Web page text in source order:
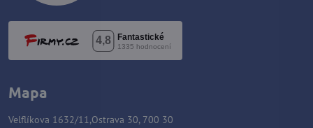
Mapa
Velflíkova 1632/11,Ostrava 30, 700 30